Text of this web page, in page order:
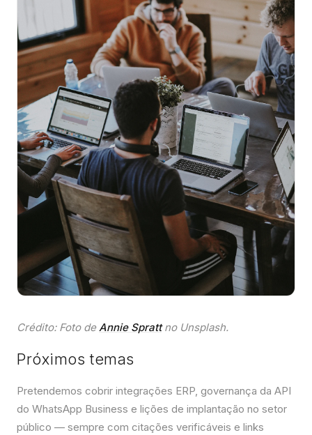
Crédito: Foto deAnnie Sprattno Unsplash.
Próximos temas
Pretendemos cobrir integrações ERP, governança da API
do WhatsApp Business e lições de implantação no setor
público — sempre com citações verificáveis e links